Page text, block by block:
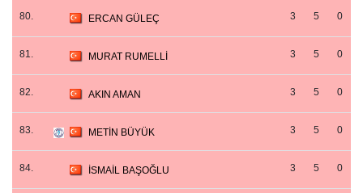
80. ERCAN GÜLEÇ 3 5 0
81. MURAT RUMELLİ 3 5 0
82. AKIN AMAN 3 5 0
83. METİN BÜYÜK 3 5 0
84. İSMAİL BAŞOĞLU 3 5 0